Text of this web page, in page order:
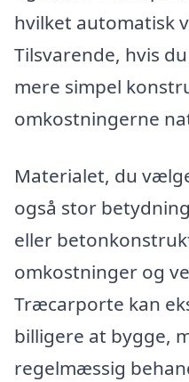
hvilket automatisk
Tilsvarende, hvis
mere simpel
omkostningerne
Materialet, du
også stor
eller
omkostninger og
Træcarporte kan
billigere at bygge,
regelmæssig